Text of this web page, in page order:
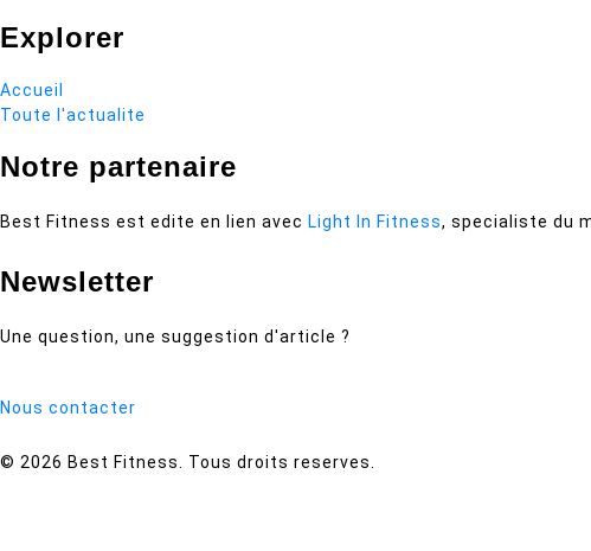
Explorer
Accueil
Toute l'actualite
Notre partenaire
Best Fitness est edite en lien avec Light In Fitness, specialiste du
Newsletter
Une question, une suggestion d'article ?
Nous contacter
© 2026 Best Fitness. Tous droits reserves.